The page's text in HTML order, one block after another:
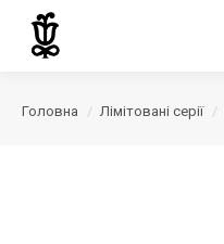
Головна Лімітовані серії